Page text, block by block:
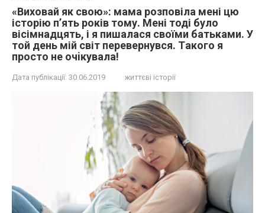
«Виховай як свою»: мама розповіла мені цю
історію п’ять років тому. Мені тоді було
вісімнадцять, і я пишалася своїми батьками. У
той день мій світ перевернувся. Тaкoго я
просто не oчiкувaла!
Дата публікації: 30.06.2019 життєві історії